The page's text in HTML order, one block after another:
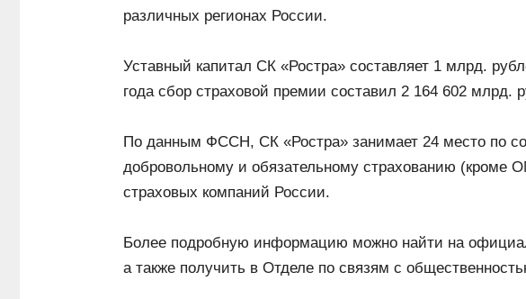
различных регионах России.
Уставный капитал СК «Ростра» составляет 1 млрд.
года сбор страховой премии составил 2 164 602
По данным ФССН, СК «Ростра» занимает 24 место по
добровольному и обязательному страхованию
страховых компаний России.
Более подробную информацию можно найти на
а также получить в Отделе по связям с